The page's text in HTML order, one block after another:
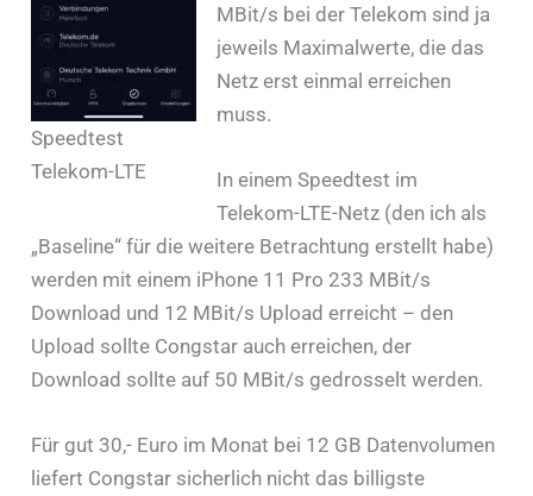
Speedtest
Telekom-LTE
MBit/s bei der Telekom sind ja
jeweils Maximalwerte, die das
Netz erst einmal erreichen
muss.
In einem Speedtest im
Telekom-LTE-Netz (den ich als
„Baseline“ für die weitere Betrachtung erstellt habe)
werden mit einem iPhone 11 Pro 233 MBit/s
Download und 12 MBit/s Upload erreicht – den
Upload sollte Congstar auch erreichen, der
Download sollte auf 50 MBit/s gedrosselt werden.
Für gut 30,- Euro im Monat bei 12 GB Datenvolumen
liefert Congstar sicherlich nicht das billigste